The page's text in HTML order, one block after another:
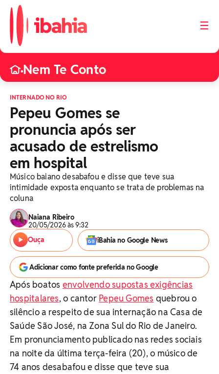
☰
•Nem Te Conto
INTERNADO NO RIO
Pepeu Gomes se
pronuncia após ser
acusado de estrelismo
em hospital
Músico baiano desabafou e disse que teve sua
intimidade exposta enquanto se trata de problemas na
coluna
Naiana Ribeiro
20/05/2026 às 9:32
Ouça
iBahia no Google News
Adicionar como fonte preferida no Google
Após boatos envolvendo supostas exigências
hospitalares, o cantor Pepeu Gomes quebrou o
silêncio a respeito de sua internação na Casa de
Saúde São José, na Zona Sul do Rio de Janeiro.
Em pronunciamento publicado nas redes sociais
na noite da última terça-feira (20), o músico de
74 anos desabafou e disse que teve sua